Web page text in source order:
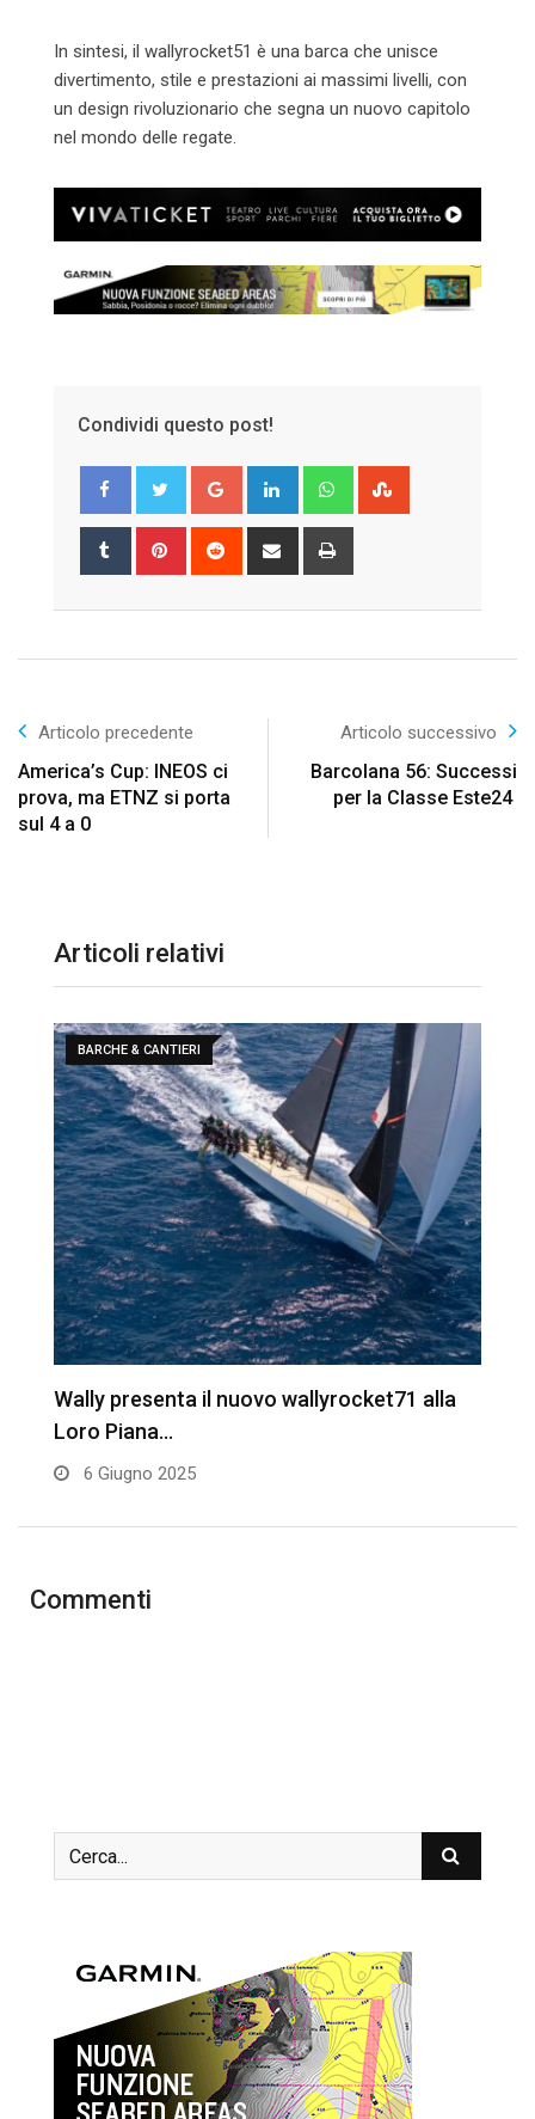
In sintesi, il wallyrocket51 è una barca che unisce
divertimento, stile e prestazioni ai massimi livelli, con
un design rivoluzionario che segna un nuovo capitolo
nel mondo delle regate.
Condividi questo post!
Google+ LinkedIn Whatsapp
Tumblr Pinterest Reddit
Share
Articolo precedente
America’s Cup: INEOS ci
prova, ma ETNZ si porta
sul 4 a 0
Articolo successivo
Barcolana 56: Successi
per la Classe Este24
Articoli relativi
BARCHE & CANTIERI
Wally presenta il nuovo wallyrocket71 alla
Loro Piana…
6 Giugno 2025
Commenti